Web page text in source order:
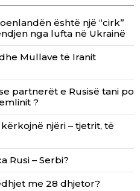
është një “cirk”
nga lufta në Ukrainë
Mullave të Iranit
partnerët e Rusisë tani po
?
njëri – tjetrit, të
Rusi – Serbi?
me 28 dhjetor?